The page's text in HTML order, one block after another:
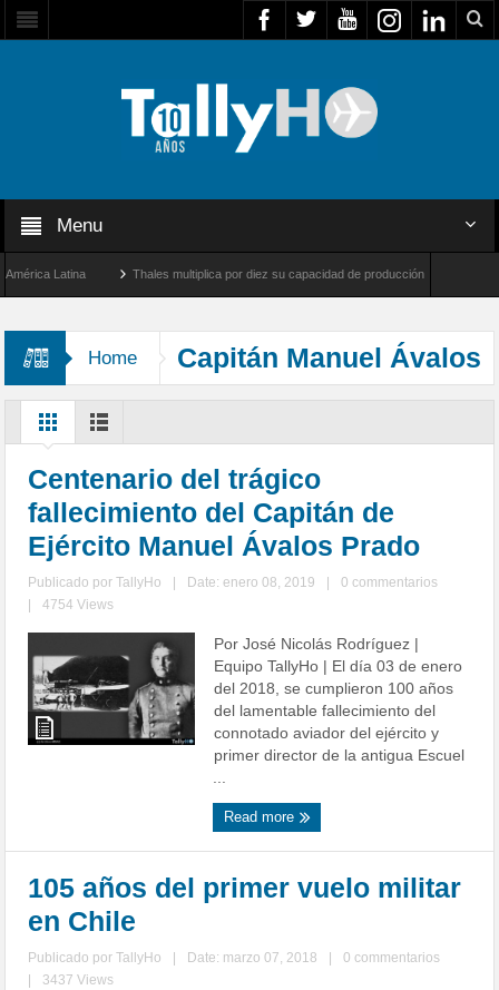
Menu
Latina Thales multiplica por diez su capacidad de producción de radares en
Home
Capitán Manuel Ávalos
Prado
Centenario del trágico
fallecimiento del Capitán de
Ejército Manuel Ávalos Prado
Publicado porTallyHo Date: enero 08, 2019
0 commentarios
4754 Views
Por José Nicolás Rodríguez |
Equipo TallyHo | El día 03 de enero
del 2018, se cumplieron 100 años
del lamentable fallecimiento del
connotado aviador del ejército y
primer director de la antigua Escuel
...
Read more
105 años del primer vuelo militar
en Chile
Publicado porTallyHo Date: marzo 07, 2018
0 commentarios
3437 Views